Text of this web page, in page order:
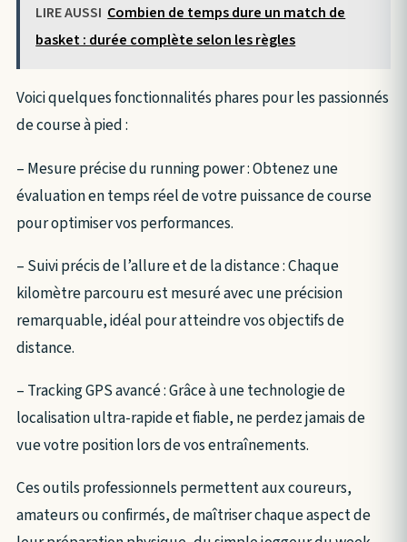
LIRE AUSSI Combien de temps dure un match de
basket : durée complète selon les règles
Voici quelques fonctionnalités phares pour les passionnés
de course à pied :
– Mesure précise du running power : Obtenez une
évaluation en temps réel de votre puissance de course
pour optimiser vos performances.
– Suivi précis de l’allure et de la distance : Chaque
kilomètre parcouru est mesuré avec une précision
remarquable, idéal pour atteindre vos objectifs de
distance.
– Tracking GPS avancé : Grâce à une technologie de
localisation ultra-rapide et fiable, ne perdez jamais de
vue votre position lors de vos entraînements.
Ces outils professionnels permettent aux coureurs,
amateurs ou confirmés, de maîtriser chaque aspect de